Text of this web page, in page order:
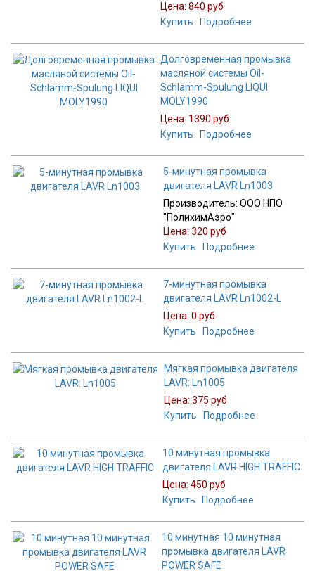
Цена: 840 руб
Купить
Подробнее
Долговременная промывка
масляной системы Oil-
Schlamm-Spulung LIQUI
MOLY1990
Цена: 1390 руб
Купить
Подробнее
5-минутная промывка
двигателя LAVR Ln1003
Производитель: ООО НПО
"ПолихимАэро"
Цена: 320 руб
Купить
Подробнее
7-минутная промывка
двигателя LAVR Ln1002-L
Цена: 0 руб
Купить
Подробнее
Мягкая промывка двигателя
LAVR: Ln1005
Цена: 375 руб
Купить
Подробнее
10 минутная промывка
двигателя LAVR HIGH TRAFFIC
Цена: 450 руб
Купить
Подробнее
10 минутная 10 минутная
промывка двигателя LAVR
POWER SAFE